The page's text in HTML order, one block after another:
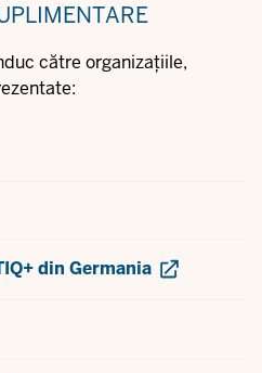
către organizațiile,
din Germania